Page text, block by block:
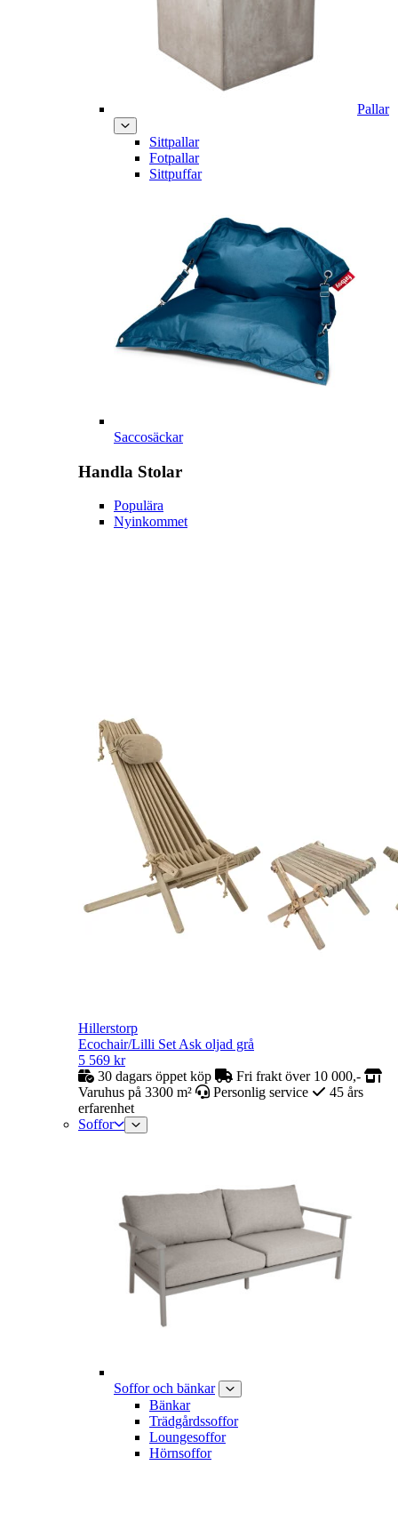
Pallar
Sittpallar
Fotpallar
Sittpuffar
Saccosäckar
Handla Stolar
Populära
Nyinkommet
Hillerstorp
Ecochair/Lilli Set Ask oljad grå
5 569 kr
30 dagars öppet köp
Fri frakt över 10 000,-
Varuhus på 3300 m²
Personlig service
45 års
erfarenhet
Soffor
Soffor och bänkar
Bänkar
Trädgårdssoffor
Loungesoffor
Hörnsoffor